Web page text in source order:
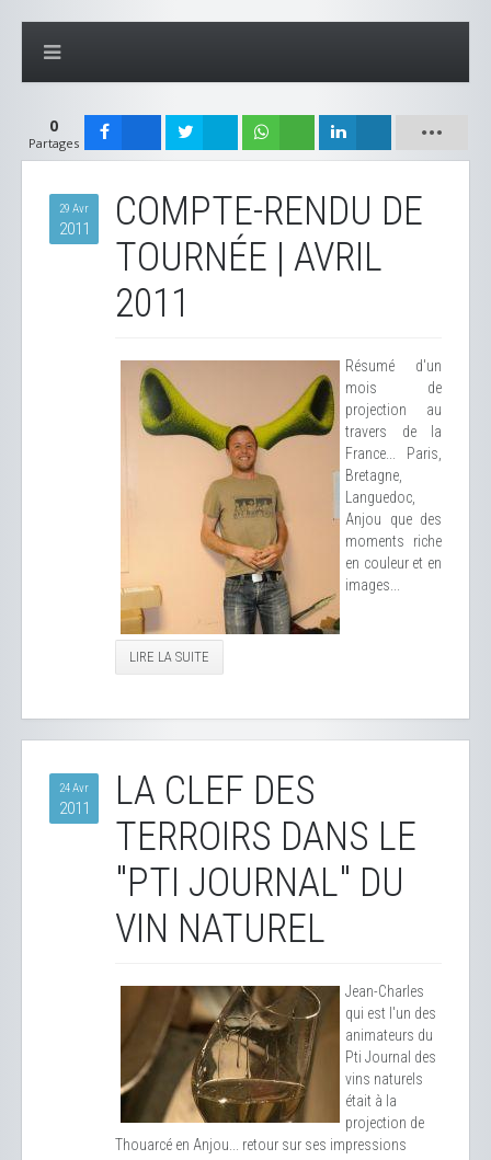
0
Partages
29 Avr
2011
COMPTE-RENDU DE
TOURNÉE | AVRIL
2011
Résumé d'un
mois de
projection au
travers de la
France... Paris,
Bretagne,
Languedoc,
Anjou que des
moments riche
en couleur et en
images...
LIRE LA SUITE
24 Avr
2011
LA CLEF DES
TERROIRS DANS LE
"PTI JOURNAL" DU
VIN NATUREL
Jean-Charles
qui est l'un des
animateurs du
Pti Journal des
vins naturels
était à la
projection de
Thouarcé en Anjou... retour sur ses impressions